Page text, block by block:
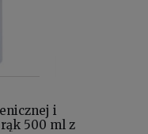
i
500 ml z